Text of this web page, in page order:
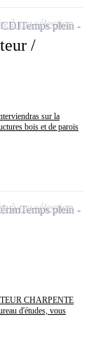
/
sur la
bois et de parois
CDITemps plein
à ma sélection
CHARPENTE
d'études, vous
Temps plein
à ma sélection